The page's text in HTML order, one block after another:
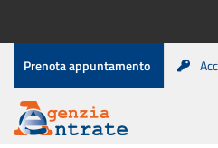
contenuto
Menu
di
servizio
Prenota appuntamento